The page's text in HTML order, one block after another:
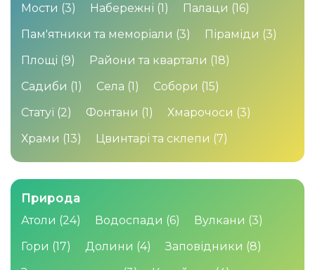
Мости (3) Набережні (1) Палаци (16)
Пам'ятники та меморіали (3) Піраміди (3)
Площі (9) Райони та квартали (18)
Садиби (1) Села (1) Собори (15)
Статуї (2) Фонтани (1) Хмарочоси (3)
Храми (13) Цвинтарі та склепи (7)
Природа
Атоли (24) Водоспади (6) Вулкани (3)
Гори (17) Долини (4) Заповідники (8)